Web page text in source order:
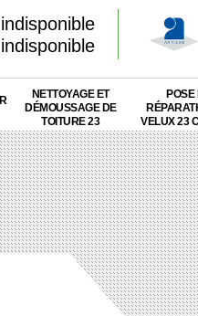
indisponible
indisponible
NETTOYAGE ET
DÉMOUSSAGE DE
TOITURE 23
POSE
VELUX 23